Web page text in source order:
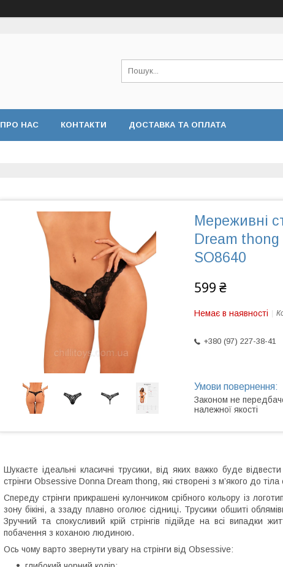
ПРО НАС КОНТАКТИ ДОСТАВКА ТА ОПЛАТА
Мереживні
Dream thong
SO8640
599 ₴
Немає в наявності
+380 (97) 227-38-41
Законом не
належної якості
Шукаєте ідеальні класичні трусики, від яких важко буде
стрінги Obsessive Donna Dream thong, які створені з м’якого до
Спереду стрінги прикрашені кулончиком срібного кольору із
зону бікіні, а ззаду плавно оголює сідниці. Трусики обшиті
Зручний та спокусливий крій стрінгів підійде на всі випадки
побачення з коханою людиною.
Ось чому варто звернути увагу на стрінги від Obsessive: